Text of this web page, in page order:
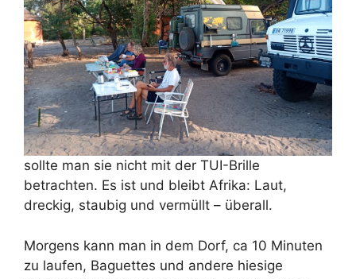
sollte man sie nicht mit der TUI-Brille
betrachten. Es ist und bleibt Afrika: Laut,
dreckig, staubig und vermüllt – überall.
Morgens kann man in dem Dorf, ca 10 Minuten
zu laufen, Baguettes und andere hiesige